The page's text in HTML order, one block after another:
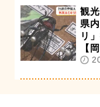
観
県
リ
【